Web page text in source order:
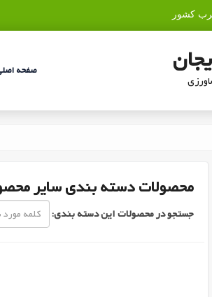
کشور
صفحه
محصولات دسته بندی سایر
جستجو در محصولات این دسته بندی: